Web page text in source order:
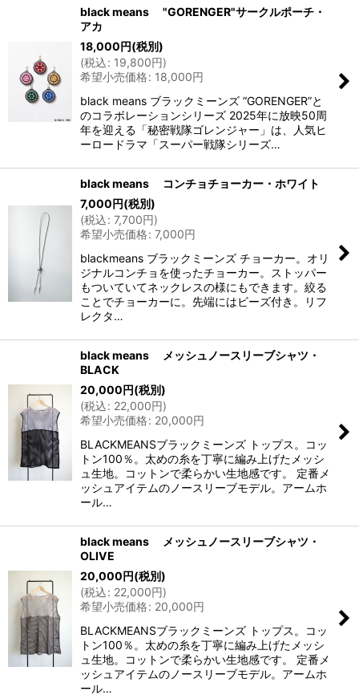
black means "GORENGER"サークルポーチ・
アカ
18,000円(税別)
(税込: 19,800円)
希望小売価格: 18,000円
black means ブラックミーンズ “GORENGER”と
のコラボレーションシリーズ 2025年に放映50周
年を迎える「秘密戦隊ゴレンジャー」は、人気ヒ
ーロードラマ「スーパー戦隊シリーズ…
black means コンチョチョーカー・ホワイト
7,000円(税別)
(税込: 7,700円)
希望小売価格: 7,000円
blackmeans ブラックミーンズ チョーカー。オリ
ジナルコンチョを使ったチョーカー。ストッパー
もついていてネックレスの様にもできます。絞る
ことでチョーカーに。先端にはビーズ付き。リフ
レクタ…
black means メッシュノースリーブシャツ・
BLACK
20,000円(税別)
(税込: 22,000円)
希望小売価格: 20,000円
BLACKMEANSブラックミーンズ トップス。コッ
トン100％。太めの糸を丁寧に編み上げたメッシ
ュ生地。コットンで柔らかい生地感です。 定番メ
ッシュアイテムのノースリーブモデル。アームホ
ール…
black means メッシュノースリーブシャツ・
OLIVE
20,000円(税別)
(税込: 22,000円)
希望小売価格: 20,000円
BLACKMEANSブラックミーンズ トップス。コッ
トン100％。太めの糸を丁寧に編み上げたメッシ
ュ生地。コットンで柔らかい生地感です。 定番メ
ッシュアイテムのノースリーブモデル。アームホ
ール…